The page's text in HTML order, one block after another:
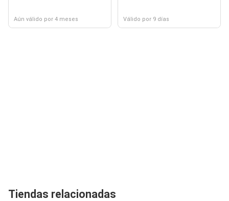
Aún válido por 4 meses Válido por 9 días
Tiendas relacionadas